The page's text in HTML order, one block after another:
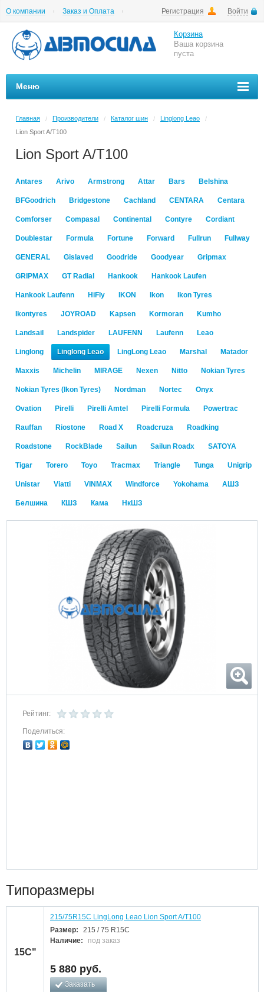
Регистрация Войти
О компании
Заказ и Оплата
Корзина
Ваша корзина
пуста
Меню
Главная / Производители / Каталог шин / Linglong Leao
/
Lion Sport A/T100
Lion Sport A/T100
Antares Arivo Armstrong Attar Bars Belshina
BFGoodrich Bridgestone Cachland CENTARA Centara
Comforser Compasal Continental Contyre Cordiant
Doublestar Formula Fortune Forward Fullrun Fullway
GENERAL Gislaved Goodride Goodyear Gripmax
GRIPMAX GT Radial Hankook Hankook Laufen
Hankook Laufenn HiFly IKON Ikon Ikon Tyres
Ikontyres JOYROAD Kapsen Kormoran Kumho
Landsail Landspider LAUFENN Laufenn Leao
Linglong Linglong Leao LingLong Leao Marshal Matador
Maxxis Michelin MIRAGE Nexen Nitto Nokian Tyres
Nokian Tyres (Ikon Tyres) Nordman Nortec Onyx
Ovation Pirelli Pirelli Amtel Pirelli Formula Powertrac
Rauffan Riostone Road X Roadcruza Roadking
Roadstone RockBlade Sailun Sailun Roadx SATOYA
Tigar Torero Toyo Tracmax Triangle Tunga Unigrip
Unistar Viatti VINMAX Windforce Yokohama АШЗ
Белшина КШЗ Кама НкШЗ
Рейтинг:
Поделиться:
Типоразмеры
15C"
215/75R15C LingLong Leao Lion Sport A/T100
Размер:
215 / 75 R15C
Наличие:
под заказ
5 880 руб.
Заказать